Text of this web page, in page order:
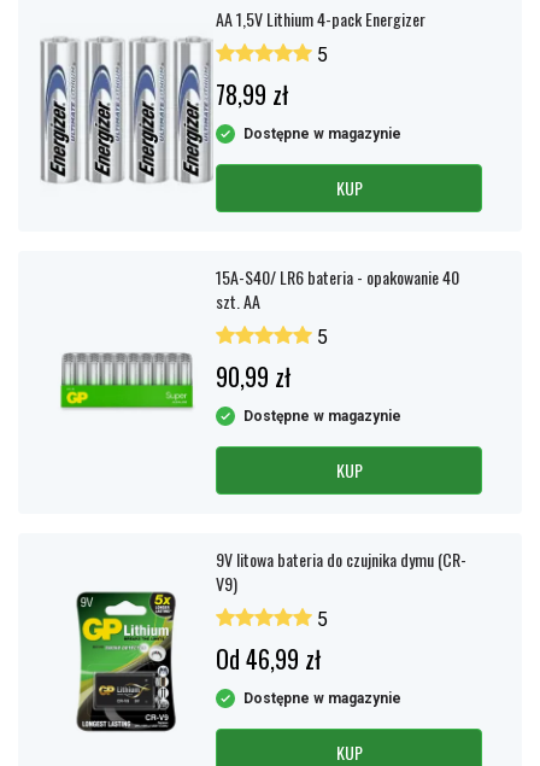
AA 1,5V Lithium 4-pack Energizer
5
78,99 zł
Dostępne w magazynie
KUP
15A-S40/ LR6 bateria - opakowanie 40
szt. AA
5
90,99 zł
Dostępne w magazynie
KUP
9V litowa bateria do czujnika dymu (CR-
V9)
5
Od 46,99 zł
Dostępne w magazynie
KUP